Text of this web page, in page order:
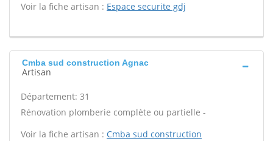
Voir la fiche artisan : Espace securite gdj
Cmba sud construction Agnac
Artisan
Département: 31
Rénovation plomberie complète ou partielle -
Voir la fiche artisan : Cmba sud construction